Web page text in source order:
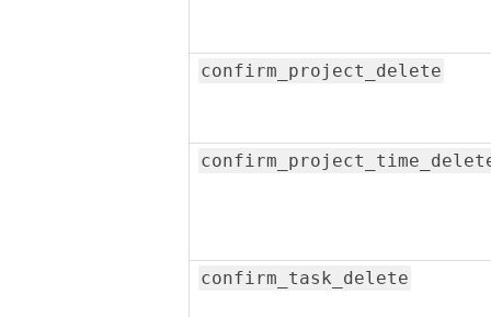
confirm_project_delete
confirm_task_delete